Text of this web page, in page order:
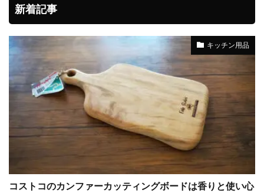
新着記事
キッチン用品
コストコのカンファーカッティングボードは香りと使い心